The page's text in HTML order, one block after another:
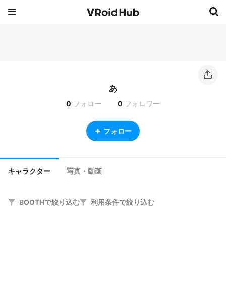
あ
0 フォロー 0 フォロワー
フォロー
キャラクター 写真・動画
BOOTHで絞り込む 利用条件で絞り込む